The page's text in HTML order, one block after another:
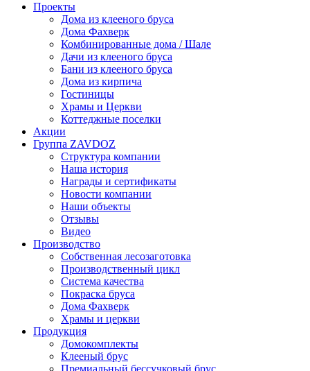
Проекты
Дома из клееного бруса
Дома Фахверк
Комбинированные дома / Шале
Дачи из клееного бруса
Бани из клееного бруса
Дома из кирпича
Гостиницы
Храмы и Церкви
Коттеджные поселки
Акции
Группа ZAVDOZ
Структура компании
Наша история
Награды и сертификаты
Новости компании
Наши объекты
Отзывы
Видео
Производство
Собственная лесозаготовка
Производственный цикл
Система качества
Покраска бруса
Дома Фахверк
Храмы и церкви
Продукция
Домокомплекты
Клееный брус
Премиальный бессучковый брус